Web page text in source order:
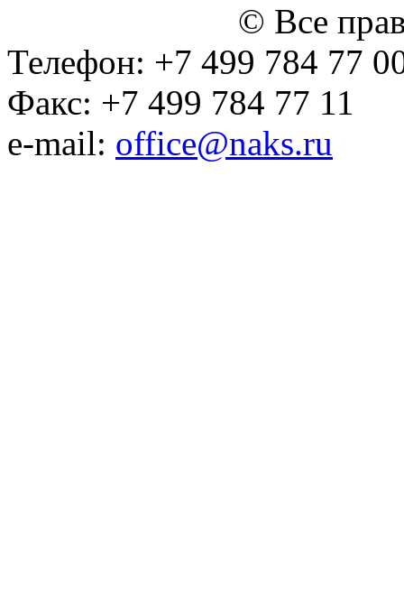
© Все
Телефон: +7 499 784 77
Факс: +7 499 784 77 11
e-mail: office@naks.ru